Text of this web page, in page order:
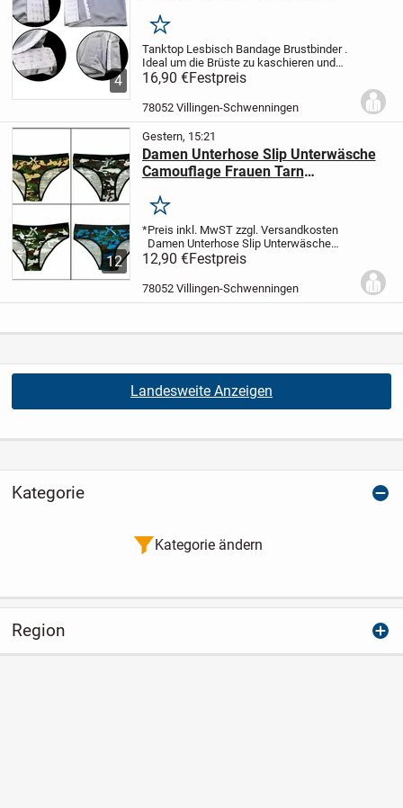
4
€*Merken
Tanktop Lesbisch Bandage Brustbinder .
Ideal um die Brüste zu kaschieren und
Flach aussehen zu lassen.
als Tanktop einzeln tragen oder auch
unter den Klamotten,Kleidern,T-Shirts...
16,90 €Festpreis
78052 Villingen-Schwenningen
12
Gestern, 15:21
Damen Unterhose Slip Unterwäsche
Camouflage Frauen Tarn
Merken
*Preis inkl. MwST zzgl. Versandkosten
Damen Unterhose Slip Unterwäsche
Camouflage in 4 verschiedene Varianten
Zustand: Neu
Camouflage (Blau / Weiß-Grau / Weiß-
12,90 €Festpreis
78052 Villingen-Schwenningen
Landesweite Anzeigen
Kategorie
Kategorie ändern
Region